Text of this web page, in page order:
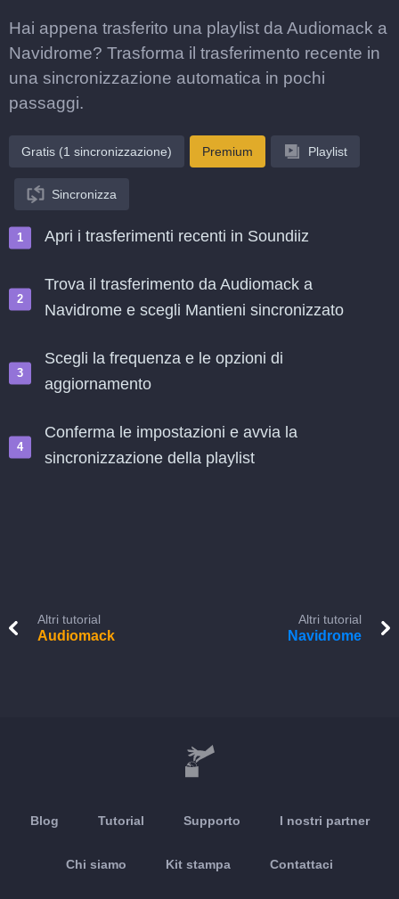
Hai appena trasferito una playlist da Audiomack a
Navidrome? Trasforma il trasferimento recente in
una sincronizzazione automatica in pochi
passaggi.
Gratis (1 sincronizzazione) Premium Playlist
Sincronizza
Apri i trasferimenti recenti in Soundiiz
Trova il trasferimento da Audiomack a
Navidrome e scegli Mantieni sincronizzato
Scegli la frequenza e le opzioni di
aggiornamento
Conferma le impostazioni e avvia la
sincronizzazione della playlist
Altri tutorial
Audiomack
Altri tutorial
Navidrome
Blog Tutorial Supporto I nostri partner
Chi siamo Kit stampa Contattaci